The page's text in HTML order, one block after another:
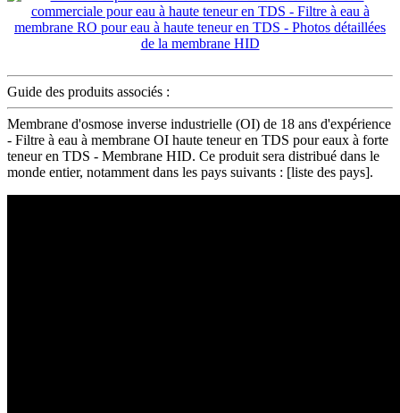
Guide des produits associés :
Membrane d'osmose inverse industrielle (OI) de 18 ans d'expérience
- Filtre à eau à membrane OI haute teneur en TDS pour eaux à forte
teneur en TDS - Membrane HID. Ce produit sera distribué dans le
monde entier, notamment dans les pays suivants : [liste des pays].